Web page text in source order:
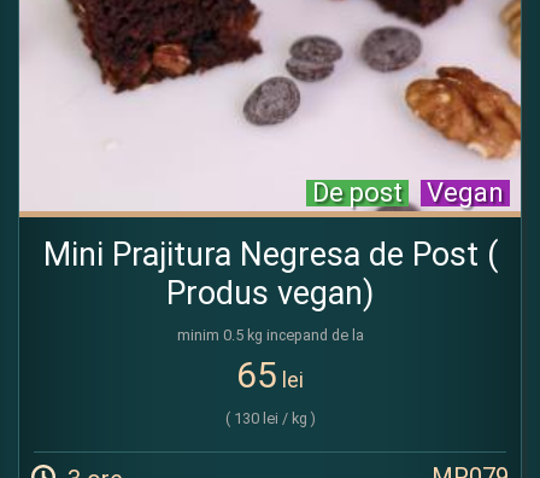
Vegan
De post
Mini Prajitura Negresa de Post (
Produs vegan)
minim 0.5 kg incepand de la
65 lei
( 130 lei / kg )